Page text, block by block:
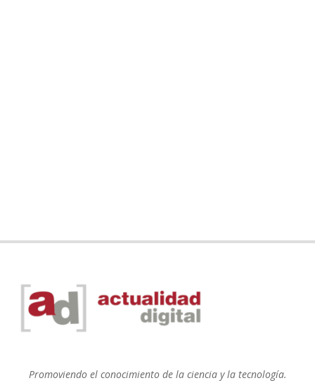
Promoviendo el conocimiento de la ciencia y la tecnología.